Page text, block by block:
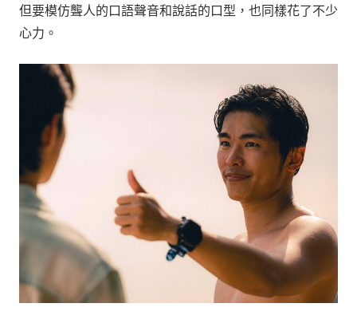
但要模仿聾人的口語聲音和說話的口型，也同樣花了不少
心力。